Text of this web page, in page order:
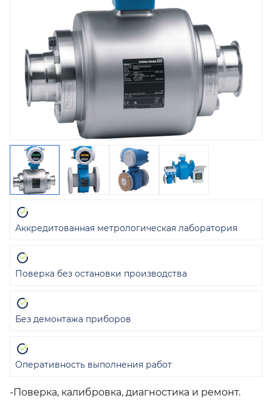
-Поверка, калибровка, диагностика и ремонт.
Аккредитованная метрологическая лаборатория
Поверка без остановки производства
Без демонтажа приборов
Оперативность выполнения работ